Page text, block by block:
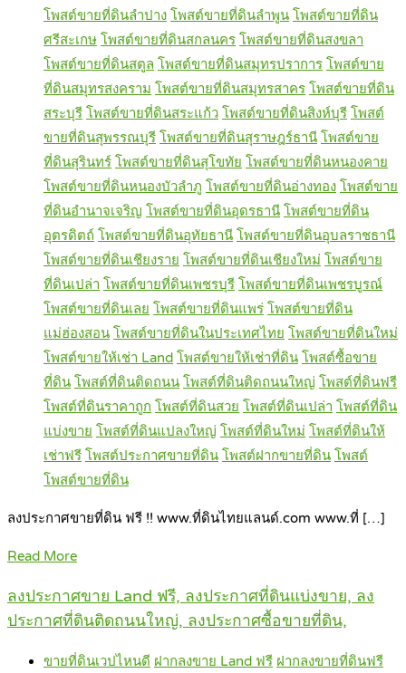
โพสต์ขายที่ดินลำปาง โพสต์ขายที่ดินลำพูน โพสต์ขายที่ดิน
ศรีสะเกษ โพสต์ขายที่ดินสกลนคร โพสต์ขายที่ดินสงขลา
โพสต์ขายที่ดินสตูล โพสต์ขายที่ดินสมุทรปราการ โพสต์ขาย
ที่ดินสมุทรสงคราม โพสต์ขายที่ดินสมุทรสาคร โพสต์ขายที่ดิน
สระบุรี โพสต์ขายที่ดินสระแก้ว โพสต์ขายที่ดินสิงห์บุรี โพสต์
ขายที่ดินสุพรรณบุรี โพสต์ขายที่ดินสุราษฎร์ธานี โพสต์ขาย
ที่ดินสุรินทร์ โพสต์ขายที่ดินสุโขทัย โพสต์ขายที่ดินหนองคาย
โพสต์ขายที่ดินหนองบัวลำภู โพสต์ขายที่ดินอ่างทอง โพสต์ขาย
ที่ดินอำนาจเจริญ โพสต์ขายที่ดินอุดรธานี โพสต์ขายที่ดิน
อุตรดิตถ์ โพสต์ขายที่ดินอุทัยธานี โพสต์ขายที่ดินอุบลราชธานี
โพสต์ขายที่ดินเชียงราย โพสต์ขายที่ดินเชียงใหม่ โพสต์ขาย
ที่ดินเปล่า โพสต์ขายที่ดินเพชรบุรี โพสต์ขายที่ดินเพชรบูรณ์
โพสต์ขายที่ดินเลย โพสต์ขายที่ดินแพร่ โพสต์ขายที่ดิน
แม่ฮ่องสอน โพสต์ขายที่ดินในประเทศไทย โพสต์ขายที่ดินใหม่
โพสต์ขายให้เช่า Land โพสต์ขายให้เช่าที่ดิน โพสต์ซื้อขาย
ที่ดิน โพสต์ที่ดินติดถนน โพสต์ที่ดินติดถนนใหญ่ โพสต์ที่ดินฟรี
โพสต์ที่ดินราคาถูก โพสต์ที่ดินสวย โพสต์ที่ดินเปล่า โพสต์ที่ดิน
แบ่งขาย โพสต์ที่ดินแปลงใหญ่ โพสต์ที่ดินใหม่ โพสต์ที่ดินให้
เช่าฟรี โพสต์ประกาศขายที่ดิน โพสต์ฝากขายที่ดิน โพสต์
โพสต์ขายที่ดิน
ลงประกาศขายที่ดิน ฟรี !! www.ที่ดินไทยแลนด์.com www.ที่ […]
Read More
ลงประกาศขาย Land ฟรี, ลงประกาศที่ดินแบ่งขาย, ลง
ประกาศที่ดินติดถนนใหญ่, ลงประกาศซื้อขายที่ดิน,
ขายที่ดินเวปไหนดี ฝากลงขาย Land ฟรี ฝากลงขายที่ดินฟรี